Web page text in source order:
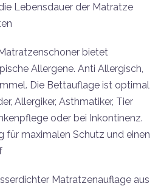
Lebensdauer der Matratze
bietet
Allergene. Anti Allergisch,
Die Bettauflage ist optimal
Allergiker, Asthmatiker, Tier
oder bei Inkontinenz.
für maximalen Schutz und einen
Matratzenauflage aus